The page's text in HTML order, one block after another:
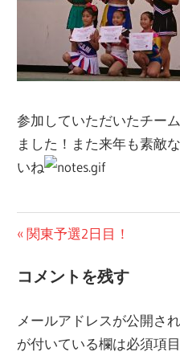
参加していただいたチー
ました！また来年も素敵
いね
ブ
ロ
投
稿
ビ
前
投
関東予選2日目！
コメントを残す
メールアドレスが公開さ
が付いている欄は必須項